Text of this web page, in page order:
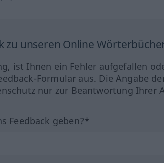
zu unseren Online
ist Ihnen ein Fehler aufgefallen
Formular aus. Die Angabe
nur zur Beantwortung Ihrer
Feedback geben?*